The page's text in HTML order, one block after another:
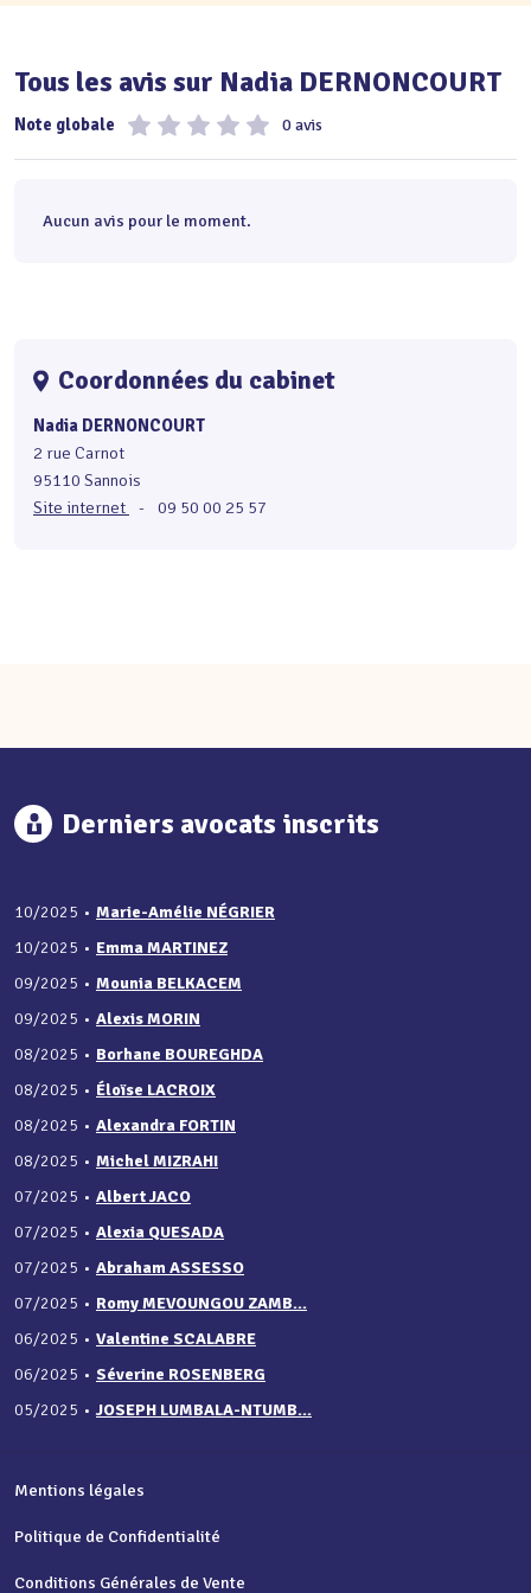
Tous les avis sur Nadia DERNONCOURT
Note globale 0 avis
Aucun avis pour le moment.
Coordonnées du cabinet
Nadia DERNONCOURT
2 rue Carnot
95110 Sannois
Site internet
- 09 50 00 25 57
Derniers avocats inscrits
10/2025 • Marie-Amélie NÉGRIER
10/2025 • Emma MARTINEZ
09/2025 • Mounia BELKACEM
09/2025 • Alexis MORIN
08/2025 • Borhane BOUREGHDA
08/2025 • Éloïse LACROIX
08/2025 • Alexandra FORTIN
08/2025 • Michel MIZRAHI
07/2025 • Albert JACO
07/2025 • Alexia QUESADA
07/2025 • Abraham ASSESSO
07/2025 • Romy MEVOUNGOU ZAMB...
06/2025 • Valentine SCALABRE
06/2025 • Séverine ROSENBERG
05/2025 • JOSEPH LUMBALA-NTUMB...
Mentions légales
Politique de Confidentialité
Conditions Générales de Vente